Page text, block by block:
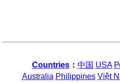
Countries： 中国 USA
Australia Philippines Việt